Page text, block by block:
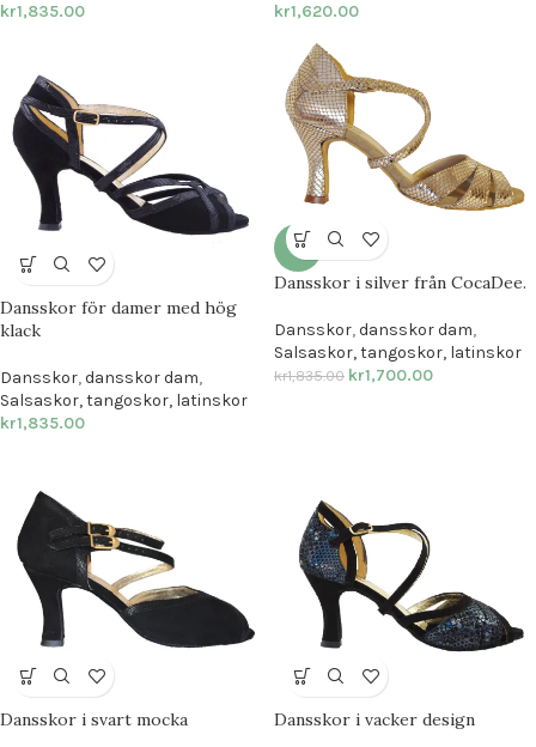
kr1,835.00
kr1,620.00
Dansskor för damer med hög
klack
Dansskor,dansskor dam,
Salsaskor, tangoskor, latinskor
kr1,835.00
-7%
Dansskor i silver från CocaDee.
Dansskor,dansskor dam,
Salsaskor, tangoskor, latinskor
kr1,835.00 kr1,700.00
Dansskor i svart mocka Dansskor i vacker design